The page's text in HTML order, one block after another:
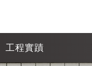
工程實蹟